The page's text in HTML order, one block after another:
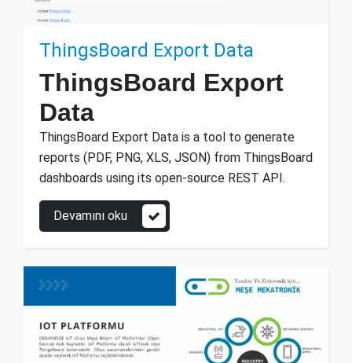
ThingsBoard Export Data
ThingsBoard Export
Data
ThingsBoard Export Data is a tool to generate
reports (PDF, PNG, XLS, JSON) from ThingsBoard
dashboards using its open-source REST API.
Devamını oku